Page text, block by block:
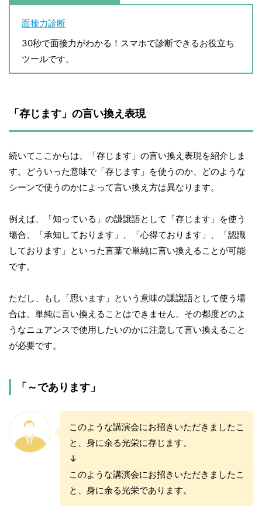
面接力診断
30秒で面接力がわかる！スマホで診断できるお役立ち
ツールです。
「存じます」の言い換え表現
続いてここからは、「存じます」の言い換え表現を紹介しま
す。どういった意味で「存じます」を使うのか、どのような
シーンで使うのかによって言い換え方は異なります。
例えば、「知っている」の謙譲語として「存じます」を使う
場合、「承知しております」、「心得ております」、「認識
しております」といった言葉で単純に言い換えることが可能
です。
ただし、もし「思います」という意味の謙譲語として使う場
合は、単純に言い換えることはできません。その都度どのよ
うなニュアンスで使用したいのかに注意して言い換えること
が必要です。
「～であります」
このような講演会にお招きいただきましたこ
と、身に余る光栄に存じます。
↓
このような講演会にお招きいただきましたこ
と、身に余る光栄であります。